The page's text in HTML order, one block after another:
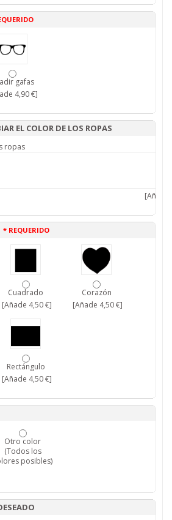
gafas
4,90 €]
EL COLOR DE LOS ROPAS
ropas
[Añade
* REQUERIDO
Cuadrado
[Añade 4,50 €]
Corazón
[Añade 4,50 €]
Rectángulo
[Añade 4,50 €]
Otro color
(Todos los
posibles)